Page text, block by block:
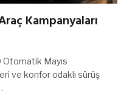
Kampanyaları
Otomatik Mayıs
ve konfor odaklı sürüş